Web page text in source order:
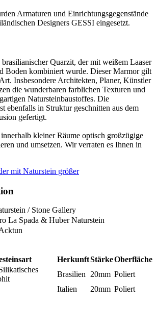
Armaturen und Einrichtungsgegenstände
Designers GESSI eingesetzt.
Quarzit, der mit weißem Laaser
Boden kombiniert wurde. Dieser Marmor gilt
Insbesondere Architekten, Planer, Künstler
die wunderbaren farblichen Texturen und
Natursteinbaustoffes. Die
ebenfalls in Struktur geschnitten aus dem
gefertigt.
kleiner Räume optisch großzügige
und umsetzen. Wir verraten es Ihnen in
mit Naturstein größer
/ Stone Gallery
La Spada & Huber Naturstein
HerkunftStärkeOberfläche
Brasilien 20mm Poliert
Italien 20mm Poliert